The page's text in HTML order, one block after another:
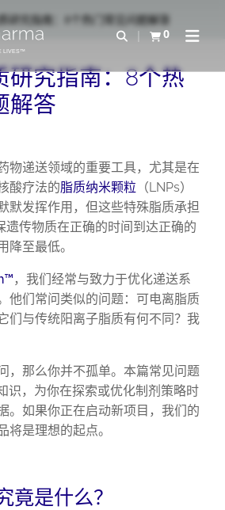
LIVES™
Open Search
0
查看购物车Open
研究指南：8个热门常见问题解答
研究指南：8个热
解答
物递送领域的重要工具，尤其是在
酸疗法的脂质纳米颗粒 （LNPs）
默发挥作用，但这些特殊脂质承担
传物质在正确的时间到达正确的
降至最低。
，我们经常与致力于优化递送系
他们常问类似的问题：可电离脂质
们与传统阳离子脂质有何不同？我
，那么你并不孤单。本篇常见问题
识，为你在探索或优化制剂策略时
。如果你正在启动新项目，我们的
将是理想的起点。
竟是什么？